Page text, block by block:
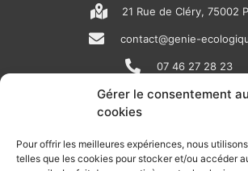
Gérer le consentement
cookies
Pour offrir les meilleures expériences, nous
telles que les cookies pour stocker et/ou accéder
21 Rue de Cléry, 75002
contact@genie-
07 46 27 28 23
N
e
i
o